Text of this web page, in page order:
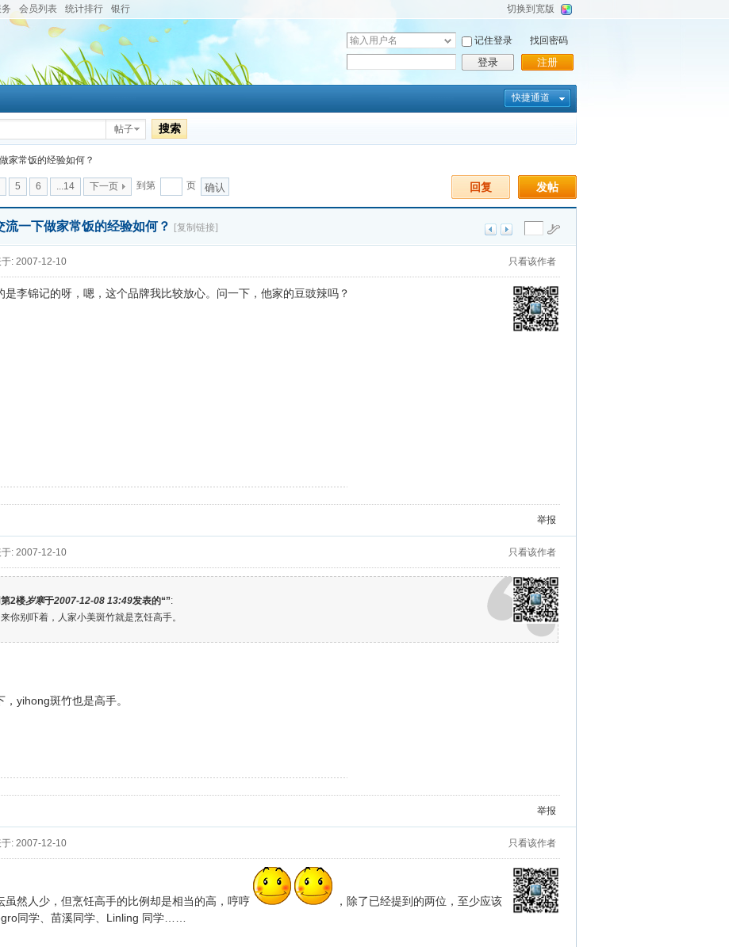
切换到宽版
会员列表 统计排行 银行
用
户
名
记住登录
登录
找回密码
注册
快捷通道
帖子 搜索
家常饭的经验如何？
发帖
回复
5 6 ...14 下一页 到第 页 确认
流一下做家常饭的经验如何？ [复制链接]
只看该作者
于: 2007-12-10
是李锦记的呀，嗯，这个品牌我比较放心。问一下，他家的豆豉辣吗？
划，岁寒只能把大家送到这里，她还要连夜赶回她的岁寒书屋去。大家跟她握手话别后下车，目送着她独自一人驾车返回……”
举报
只看该作者
于: 2007-12-10
2楼岁寒于2007-12-08 13:49发表的“”:
你别吓着，人家小美斑竹就是烹饪高手。
，yihong斑竹也是高手。
~~追~~
举报
只看该作者
于: 2007-12-10
虽然人少，但烹饪高手的比例却是相当的高，哼哼
，除了已经提到的两位，至少应该
同学、苗溪同学、Linling 同学……